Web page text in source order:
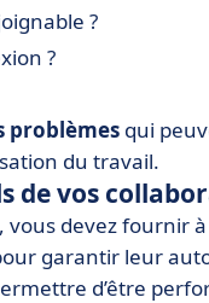
?
?
problèmes qui
du travail.
de vos
devez fournir
garantir leur
d’être